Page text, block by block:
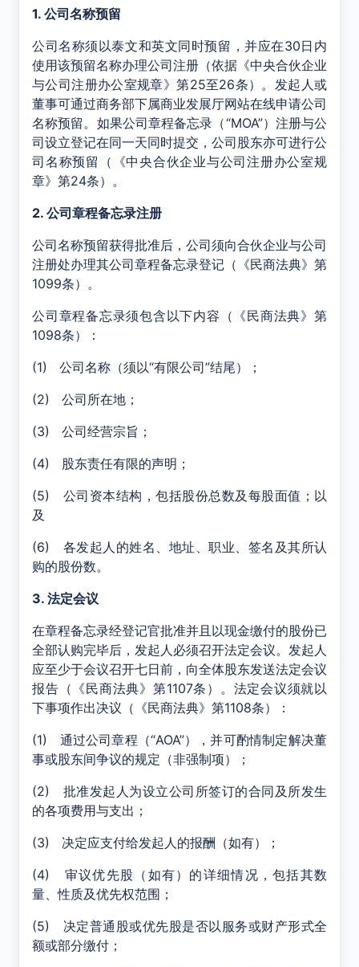
1. 公司名称预留
公司名称须以泰文和英文同时预留，并应在30日内
使用该预留名称办理公司注册（依据《中央合伙企业
与公司注册办公室规章》第25至26条）。发起人或
董事可通过商务部下属商业发展厅网站在线申请公司
名称预留。如果公司章程备忘录（“MOA”）注册与公
司设立登记在同一天同时提交，公司股东亦可进行公
司名称预留（《中央合伙企业与公司注册办公室规
章》第24条）。
2. 公司章程备忘录注册
公司名称预留获得批准后，公司须向合伙企业与公司
注册处办理其公司章程备忘录登记（《民商法典》第
1099条）。
公司章程备忘录须包含以下内容（《民商法典》第
1098条）：
(1) 公司名称（须以“有限公司”结尾）；
(2) 公司所在地；
(3) 公司经营宗旨；
(4) 股东责任有限的声明；
(5) 公司资本结构，包括股份总数及每股面值；以
及
(6) 各发起人的姓名、地址、职业、签名及其所认
购的股份数。
3. 法定会议
在章程备忘录经登记官批准并且以现金缴付的股份已
全部认购完毕后，发起人必须召开法定会议。发起人
应至少于会议召开七日前，向全体股东发送法定会议
报告（《民商法典》第1107条）。法定会议须就以
下事项作出决议（《民商法典》第1108条）：
(1) 通过公司章程（“AOA”），并可酌情制定解决董
事或股东间争议的规定（非强制项）；
(2) 批准发起人为设立公司所签订的合同及所发生
的各项费用与支出；
(3) 决定应支付给发起人的报酬（如有）；
(4) 审议优先股（如有）的详细情况，包括其数
量、性质及优先权范围；
(5) 决定普通股或优先股是否以服务或财产形式全
额或部分缴付；